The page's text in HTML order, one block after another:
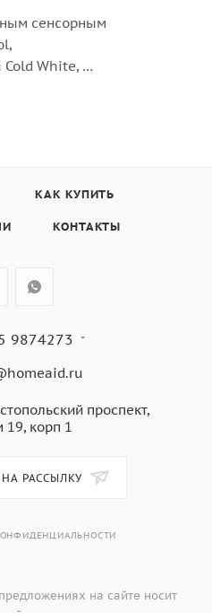
сенсорным
Cold White,
решетка,
КАК КУПИТЬ
КОНТАКТЫ
9874273
проспект,
19, корп 1
РАССЫЛКУ
на сайте носит